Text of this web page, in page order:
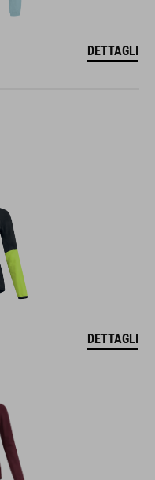
DETTAGLI
DETTAGLI